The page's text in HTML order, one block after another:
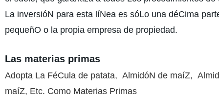
La inversióN para esta líNea es sóLo una déCima
pequeñO o la propia empresa de propiedad.
Las materias primas
Adopta La FéCula de patata, AlmidóN de maíZ,
maíZ, Etc. Como Materias Primas